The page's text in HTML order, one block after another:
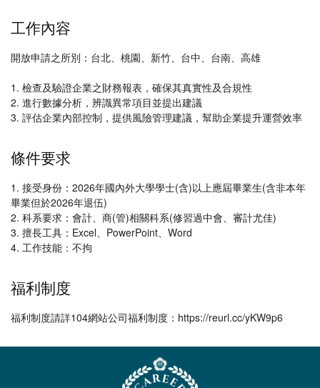
工作內容
開放申請之所別：台北、桃園、新竹、台中、台南、高雄
1. 檢查及驗證企業之財務報表，確保其真實性及合規性
2. 進行數據分析，辨識異常項目並提出建議
3. 評估企業內部控制，提供風險管理建議，幫助企業提升運營效率
條件要求
1. 接受身份：2026年國內外大學學士(含)以上應屆畢業生(含非本年
畢業但於2026年退伍)
2. 科系要求：會計、商(管)相關科系(修習過中會、審計尤佳)
3. 擅長工具：Excel、PowerPoint、Word
4. 工作技能：不拘
福利制度
福利制度請詳104網站公司福利制度：https://reurl.cc/yKW9p6